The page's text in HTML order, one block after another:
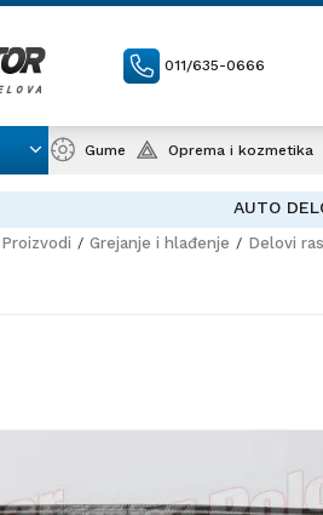
011/635-0666
Gume Oprema i kozmetika
AUTO
Proizvodi Grejanje i hlađenje Delovi